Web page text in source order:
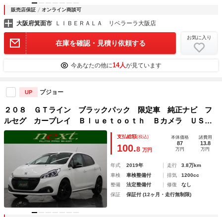
販売店保証 オンライン商談可
大阪府箕面市 ＬＩＢＥＲＡＬＡ リベラーラ大阪店
在庫を確認・見積り依頼する
お気に入り
今あなたの他に14人が見ています
UP プジョー
２０８ ＧＴライン ブラックパック 限定車 純正ナビ フ
ルセグ カープレイ Ｂｌｕｅｔｏｏｔｈ Ｂカメラ ＵＳＢ
入力 ＥＴＣ クルコン オートライト オートエアコン パ
ークアシスト Ｃセンサー ハーフレザーシート 衝突被害軽
支払総額(税込)
100.8 万円
本体価格
87
万円
諸費用
13.8
万円
年式 2019年 走行
3.8万km
車検
車検整備付 排気
1200cc
整備
法定整備付 修復
なし
保証
保証付 (12ヶ月・走行無制限)